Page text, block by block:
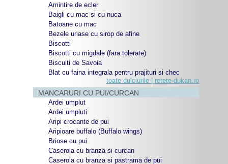
Amintire de ecler
Baigli cu mac si cu nuca
Batoane cu mac
Bezele uriase cu sirop de afine
Biscotti
Biscotti cu migdale (fara tolerate)
Biscuiti de Savoia
Blat cu faina integrala pentru prajituri si chec
toate dulciurile | retete-dukan.ro
MANCARURI CU PUI/CURCAN
Ardei umplut
Ardei umpluti
Aripi crocante de pui
Aripioare buffalo (Buffalo wings)
Briose cu pui
Caserola cu branza si curcan
Caserola cu branza si pastrama de pui